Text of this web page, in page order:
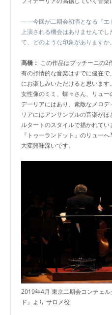
――今回が二期会初演となる『エ
上演される機会はありませんで
て、どのような印象がありますか。
髙橋： この作品はプッチーニの2
有の抒情的な音楽はすでに健在
にお楽しみいただけると思いま
女性像のミミ、蝶々さん、リュ
デーリアにはあり、素敵なメロ
リアにはアンサンブルの音楽が
ルタートのスタイルで描かれて
『トゥーランドット』のリュー
大変興味深いです。
2019年4月 東京二期会コンチェ
ド』より サロメ役